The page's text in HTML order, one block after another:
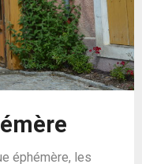
éphémère, les